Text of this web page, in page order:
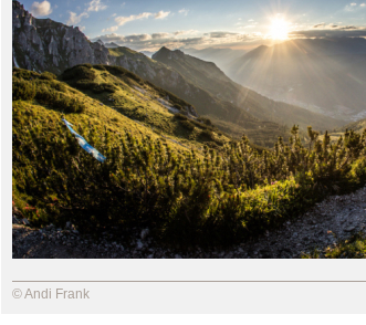
© Andi Frank